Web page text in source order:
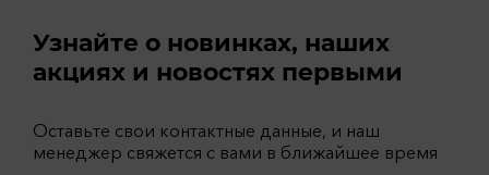
Узнайте о новинках, наших
акциях и новостях первыми
Оставьте свои контактные данные, и наш
менеджер свяжется с вами в ближайшее время